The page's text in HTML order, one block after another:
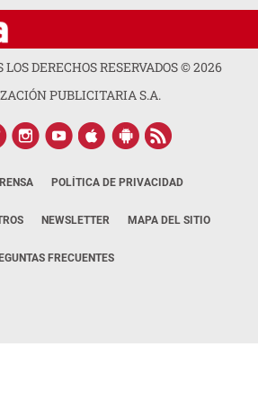
DERECHOS RESERVADOS ©2026
PUBLICITARIA S.A.
POLÍTICA DE PRIVACIDAD
NEWSLETTER MAPA DEL SITIO
FRECUENTES